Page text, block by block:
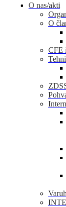
O nas/akti
O
CFE